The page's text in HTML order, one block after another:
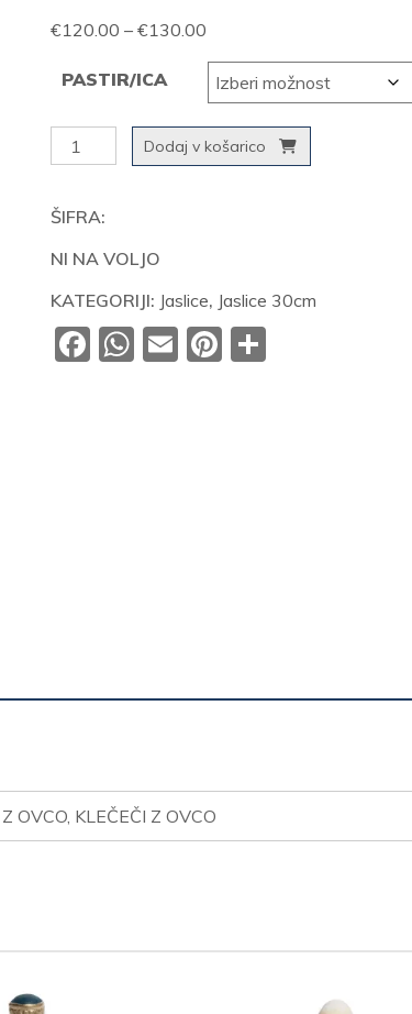
€120.00 – €130.00
razpon:
od
€120.00
do
PASTIR/ICA
Različni
pastirji
30cm
Dodaj v košarico
ŠIFRA:
NI NA VOLJO
KATEGORIJI: Jaslice, Jaslice 30cm
Facebook
WhatsApp
EmailPinterest
OVCO, KLEČEČI Z OVCO